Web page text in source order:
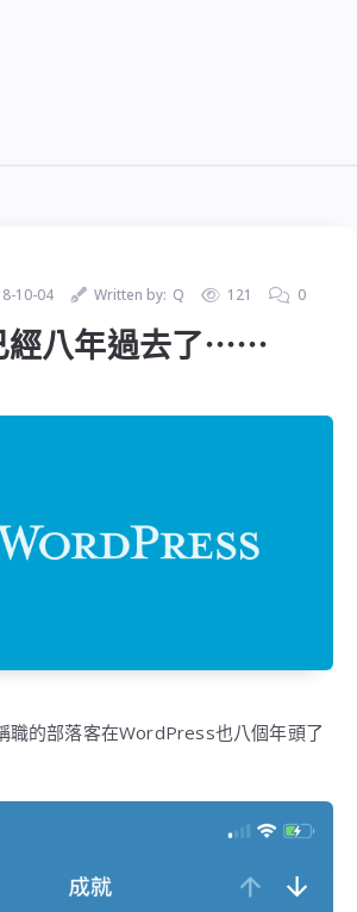
10-04 Written by: Q 121 0
經八年過去了⋯⋯
職的部落客在WordPress也八個年頭了